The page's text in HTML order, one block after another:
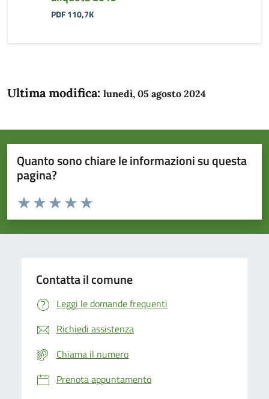
PDF 110,7K
Ultima modifica: lunedì, 05 agosto 2024
Quanto sono chiare le informazioni su questa
pagina?
Domanda
Valuta da 1 a 5 stelle la pagina
Valuta 5 stelle su 5
Valuta 4 stelle su 5
Valuta 3 stelle su 5
Valuta 2 stelle su 5
Valuta 1 stelle su 5
Contatta il comune
Leggi le domande frequenti
Richiedi assistenza
Chiama il numero
Prenota appuntamento